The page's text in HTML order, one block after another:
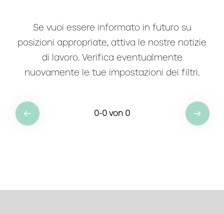
Se vuoi essere informato in futuro su
posizioni appropriate, attiva le nostre notizie
di lavoro. Verifica eventualmente
nuovamente le tue impostazioni dei filtri.
0-0 von 0